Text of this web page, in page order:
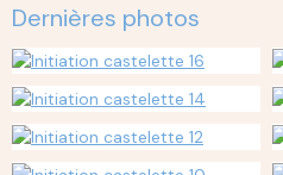
Dernières photos